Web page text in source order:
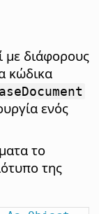
με διάφορους
κώδικα
ενός
το
της